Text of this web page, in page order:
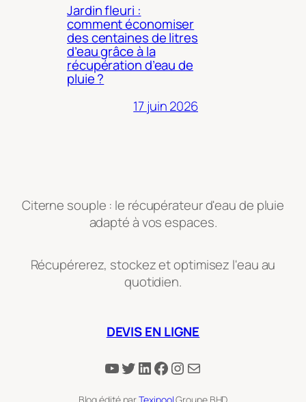
Jardin fleuri :
comment économiser
des centaines de litres
d’eau grâce à la
récupération d’eau de
pluie ?
17 juin 2026
Citerne souple : le récupérateur d'eau de pluie
adapté à vos espaces.
Récupérerez, stockez et optimisez l'eau au
quotidien.
DEVIS EN LIGNE
YouTube
Twitter
LinkedIn
Facebook
Instagram
E-mail
Blog édité parTexipoolGroupe BHD